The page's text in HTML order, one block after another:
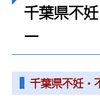
千葉県不
ー
千葉県不妊・